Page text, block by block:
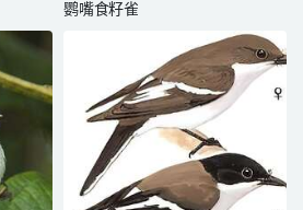
鹦嘴食籽雀